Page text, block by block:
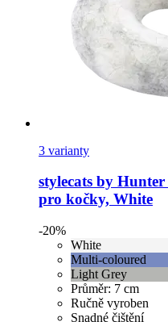
3 varianty
stylecats by Hunter
pro kočky, White
-20%
White
Multi-coloured
Light Grey
Průměr: 7 cm
Ručně vyroben
Snadné čištění